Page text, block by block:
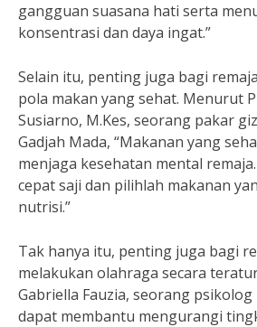
gangguan suasana hati serta
konsentrasi dan daya ingat.”
Selain itu, penting juga bagi
pola makan yang sehat. Menurut
Susiarno, M.Kes, seorang pakar
Gadjah Mada, “Makanan yang
menjaga kesehatan mental
cepat saji dan pilihlah makanan
nutrisi.”
Tak hanya itu, penting juga bagi
melakukan olahraga secara
Gabriella Fauzia, seorang psikolog
dapat membantu mengurangi